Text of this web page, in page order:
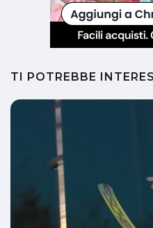
TI POTREBBE